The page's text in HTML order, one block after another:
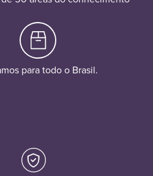
para todo o Brasil.